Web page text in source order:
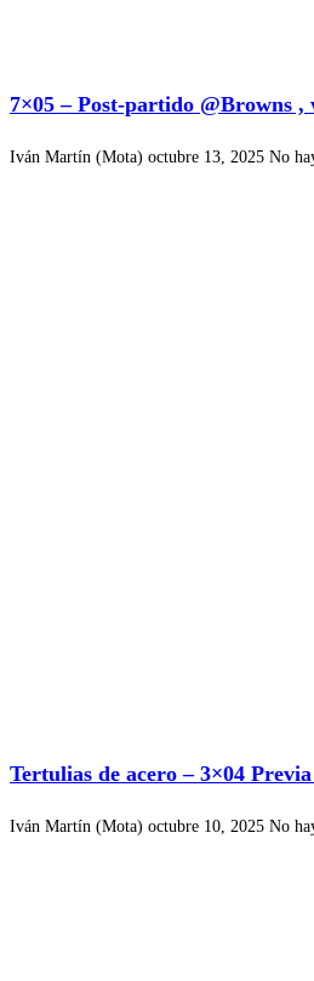
7×05 – Post-partido @Browns ,
Iván Martín (Mota) octubre 13, 2025 No
Tertulias de acero – 3×04
Iván Martín (Mota) octubre 10, 2025 No